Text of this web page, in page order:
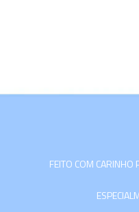
FEITO COM CARINHO